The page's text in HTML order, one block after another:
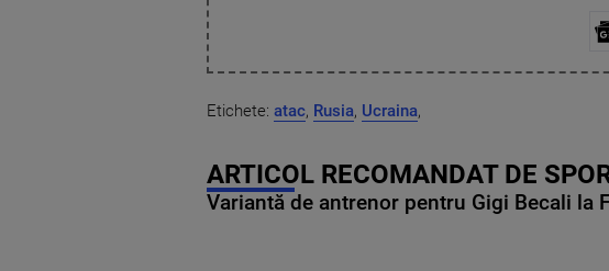
Etichete: atac, Rusia, Ucraina,
ARTICOL RECOMANDAT DE
Variantă de antrenor pentru Gigi Becali la